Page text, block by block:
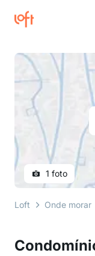
1 foto
Loft Onde morar